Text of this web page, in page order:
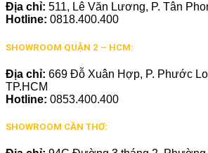
Địa chỉ: 511, Lê Văn Lương, P. Tân
Hotline: 0818.400.400
SHOWROOM QUẬN 2 – HCM:
Địa chỉ: 669 Đỗ Xuân Hợp, P. Phước
TP.HCM
Hotline: 0853.400.400
SHOWROOM CẦN THƠ: